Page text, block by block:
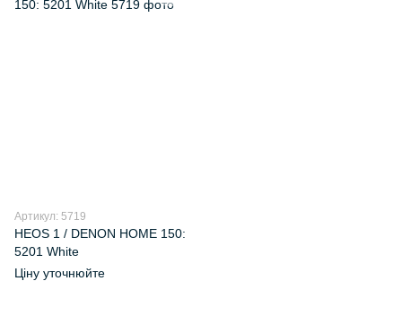
Артикул: 5719
HEOS 1 / DENON HOME 150:
5201 White
Ціну уточнюйте